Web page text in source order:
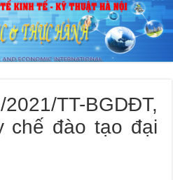
TT-BGDĐT,
chế đào tạo đại